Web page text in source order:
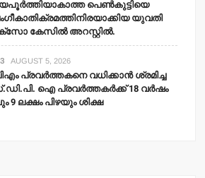
പെണ്‍കുട്ടിയെ
യുവതി
കേസില്‍ അറസ്റ്റില്‍.
AUGUST 5, 2026
പ്രവര്‍ത്തകനെ വധിക്കാന്‍ ശ്രമിച്ച
ഐ പ്രവര്‍ത്തകര്‍ക്ക് 18 വര്‍ഷം
9 ലക്ഷം പിഴയും ശിക്ഷ